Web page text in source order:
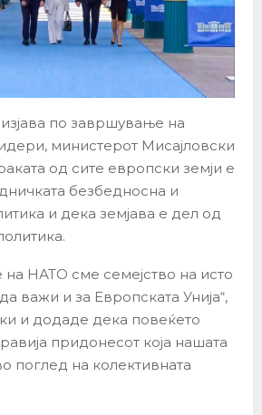
по завршување на
министерот Мисајловски
од сите европски земји е
безбедносна и
и дека земјава е дел од
на НАТО сме семејство на исто
важи и за Европската Унија“,
и додаде дека повеќето
придонесот која нашата
поглед на колективната